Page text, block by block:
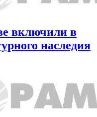
включили в
наследия